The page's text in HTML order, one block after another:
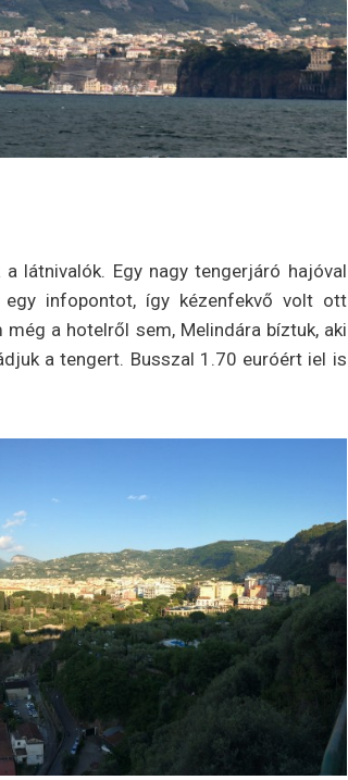
látnivalók. Egy nagy tengerjáró hajóval
egy infopontot, így kézenfekvő volt ott
a hotelről sem, Melindára bíztuk, aki
a tengert. Busszal 1.70 euróért iel is